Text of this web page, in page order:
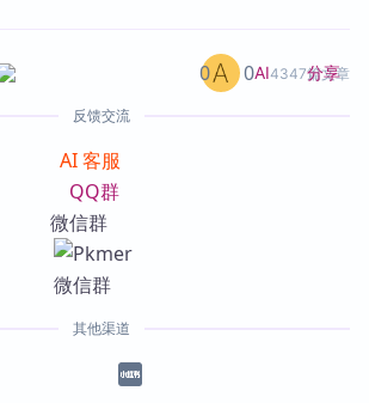
AI4347篇文章
0 0 分享
反馈交流
AI 客服
QQ群
微信群
其他渠道